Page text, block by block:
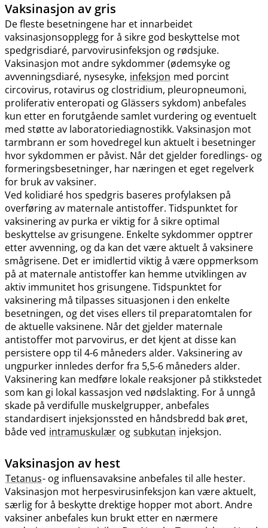
Vaksinasjon av gris
De fleste besetningene har et innarbeidet
vaksinasjonsopplegg for å sikre god beskyttelse mot
spedgrisdiaré, parvovirusinfeksjon og rødsjuke.
Vaksinasjon mot andre sykdommer (ødemsyke og
avvenningsdiaré, nysesyke, infeksjon med porcint
circovirus, rotavirus og clostridium, pleuropneumoni,
proliferativ enteropati og Glässers sykdom) anbefales
kun etter en forutgående samlet vurdering og eventuelt
med støtte av laboratoriediagnostikk. Vaksinasjon mot
tarmbrann er som hovedregel kun aktuelt i besetninger
hvor sykdommen er påvist. Når det gjelder foredlings- og
formeringsbesetninger, har næringen et eget regelverk
for bruk av vaksiner.
Ved kolidiaré hos spedgris baseres profylaksen på
overføring av maternale antistoffer. Tidspunktet for
vaksinering av purka er viktig for å sikre optimal
beskyttelse av grisungene. Enkelte sykdommer opptrer
etter avvenning, og da kan det være aktuelt å vaksinere
smågrisene. Det er imidlertid viktig å være oppmerksom
på at maternale antistoffer kan hemme utviklingen av
aktiv immunitet hos grisungene. Tidspunktet for
vaksinering må tilpasses situasjonen i den enkelte
besetningen, og det vises ellers til preparatomtalen for
de aktuelle vaksinene. Når det gjelder maternale
antistoffer mot parvovirus, er det kjent at disse kan
persistere opp til 4-6 måneders alder. Vaksinering av
ungpurker innledes derfor fra 5,5-6 måneders alder.
Vaksinering kan medføre lokale reaksjoner på stikkstedet
som kan gi lokal kassasjon ved nødslakting. For å unngå
skade på verdifulle muskelgrupper, anbefales
standardisert injeksjonssted en håndsbredd bak øret,
både ved intramuskulær og subkutan injeksjon.
Vaksinasjon av hest
Tetanus- og influensavaksine anbefales til alle hester.
Vaksinasjon mot herpesvirusinfeksjon kan være aktuelt,
særlig for å beskytte drektige hopper mot abort. Andre
vaksiner anbefales kun brukt etter en nærmere